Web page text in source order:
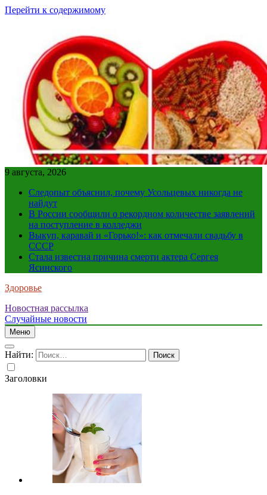
Перейти к содержимому
9 августа, 2026
Следопыт объяснил, почему Усольцевых никогда не
найдут
В России сообщили о рекордном количестве заявлений
на поступление в колледжи
Выкуп, каравай и «Горько!»: как отмечали свадьбу в
СССР
Стала известна причина смерти актера Сергея
Ясинского
Здоровье
Новостная рассылка
Случайные новости
Меню
Найти:
Заголовки